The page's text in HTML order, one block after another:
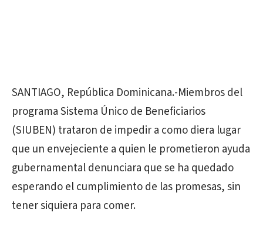
SANTIAGO, República Dominicana.-Miembros del
programa Sistema Único de Beneficiarios
(SIUBEN) trataron de impedir a como diera lugar
que un envejeciente a quien le prometieron ayuda
gubernamental denunciara que se ha quedado
esperando el cumplimiento de las promesas, sin
tener siquiera para comer.